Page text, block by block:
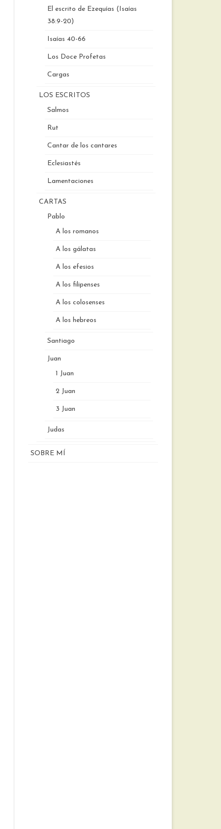
El escrito de Ezequías (Isaías
38:9-20)
Isaías 40-66
Los Doce Profetas
Cargas
LOS ESCRITOS
Salmos
Rut
Cantar de los cantares
Eclesiastés
Lamentaciones
CARTAS
Pablo
A los romanos
A los gálatas
A los efesios
A los filipenses
A los colosenses
A los hebreos
Santiago
Juan
1 Juan
2 Juan
3 Juan
Judas
SOBRE MÍ